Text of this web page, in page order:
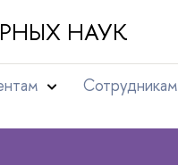
НАУК
Сотрудникам